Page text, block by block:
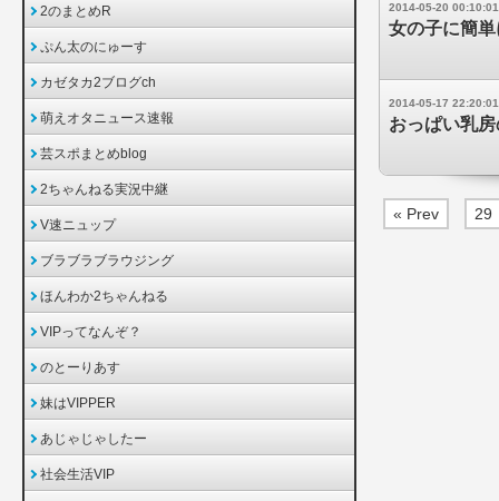
2014-05-20 00:10:01
女の子に簡
2014-05-17 22:20:01
おっぱい乳
« Prev 29
2のまとめR
ぷん太のにゅーす
カゼタカ2ブログch
萌えオタニュース速報
芸スポまとめblog
2ちゃんねる実況中継
V速ニュップ
ブラブラブラウジング
ほんわか2ちゃんねる
VIPってなんぞ？
のとーりあす
妹はVIPPER
あじゃじゃしたー
社会生活VIP